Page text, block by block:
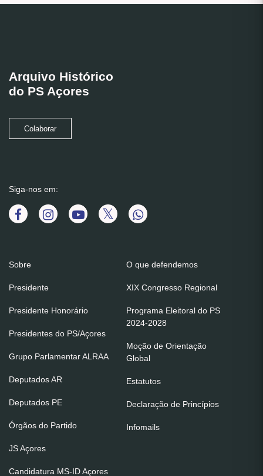
Arquivo Histórico
do PS Açores
Colaborar
Siga-nos em:
Sobre
Presidente
Presidente Honorário
Presidentes do PS/Açores
Grupo Parlamentar ALRAA
Deputados AR
Deputados PE
Órgãos do Partido
JS Açores
Candidatura MS-ID Açores
O que defendemos
XIX Congresso Regional
Programa Eleitoral do PS
2024-2028
Moção de Orientação
Global
Estatutos
Declaração de Princípios
Infomails